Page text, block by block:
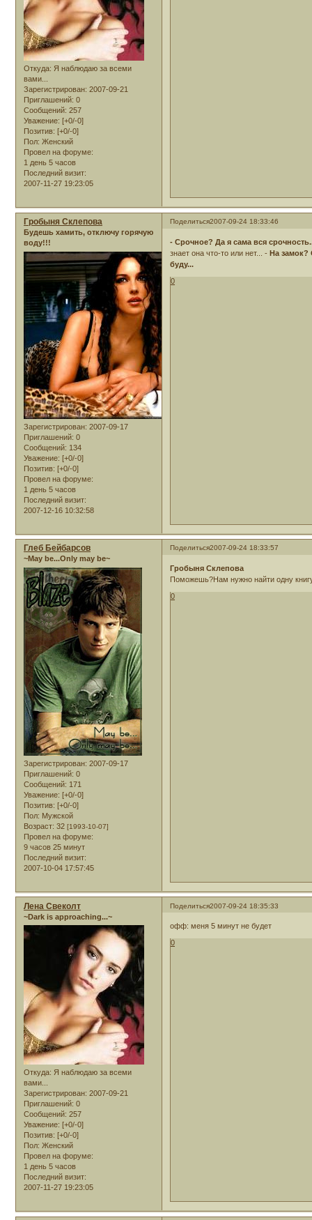
Откуда: Я наблюдаю за всеми
вами...
Зарегистрирован: 2007-09-21
Приглашений: 0
Сообщений: 257
Уважение: [+0/-0]
Позитив: [+0/-0]
Пол: Женский
Провел на форуме:
1 день 5 часов
Последний визит:
2007-11-27 19:23:05
Поделиться2007-09-24 18:33:46
Гробыня Склепова
Будешь хамить, отключу горячую
воду!!!
Зарегистрирован: 2007-09-17
Приглашений: 0
Сообщений: 134
Уважение: [+0/-0]
Позитив: [+0/-0]
Провел на форуме:
1 день 5 часов
Последний визит:
2007-12-16 10:32:58
- Срочное? Да я сама вся
знает она что-то или нет... -На замок?
буду...
0
Поделиться2007-09-24 18:33:57
Глеб Бейбарсов
~May be...Only may be~
Зарегистрирован: 2007-09-17
Приглашений: 0
Сообщений: 171
Уважение: [+0/-0]
Позитив: [+0/-0]
Пол: Мужской
Возраст: 32 [1993-10-07]
Провел на форуме:
9 часов 25 минут
Последний визит:
2007-10-04 17:57:45
Гробыня Склепова
Поможешь?Нам нужно найти одну
0
Поделиться2007-09-24 18:35:33
Лена Свеколт
~Dark is approaching...~
Откуда: Я наблюдаю за всеми
вами...
Зарегистрирован: 2007-09-21
Приглашений: 0
Сообщений: 257
Уважение: [+0/-0]
Позитив: [+0/-0]
Пол: Женский
Провел на форуме:
1 день 5 часов
Последний визит:
2007-11-27 19:23:05
офф: меня 5 минут не будет
0